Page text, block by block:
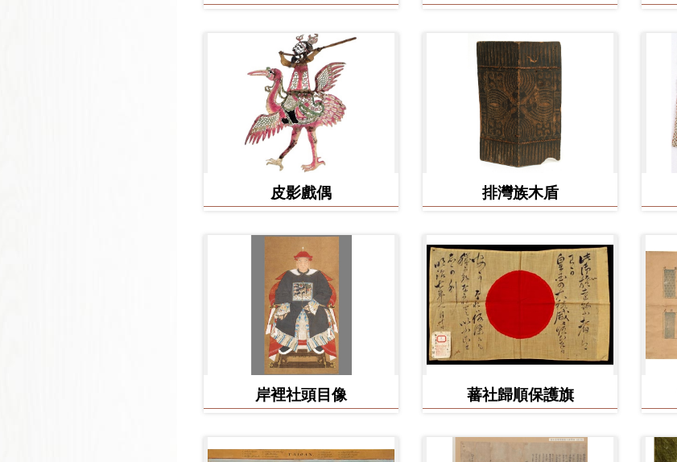
皮影戲偶 排灣族木盾
岸裡社頭目像 蕃社歸順保護旗